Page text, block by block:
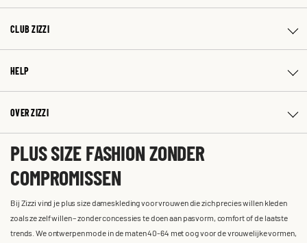
CLUB ZIZZI
HELP
OVER ZIZZI
PLUS SIZE FASHION ZONDER
COMPROMISSEN
Bij Zizzi vind je plus size dameskleding voor vrouwen die zich precies willen kleden
zoals ze zelf willen – zonder concessies te doen aan pasvorm, comfort of de laatste
trends. We ontwerpen mode in de maten 40-64 met oog voor de vrouwelijke vormen,